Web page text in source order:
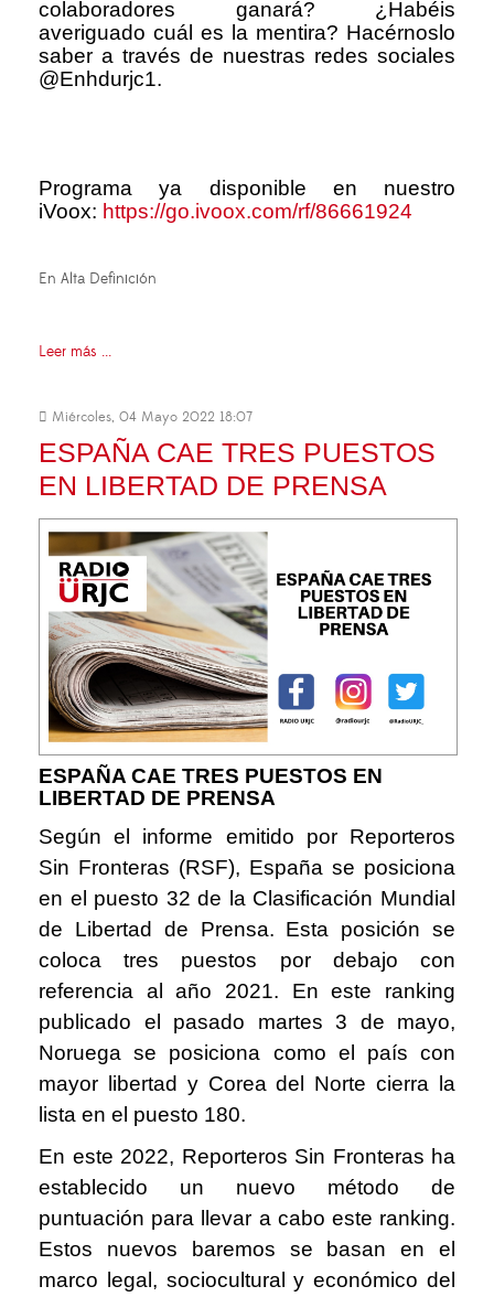
colaboradores ganará? ¿Habéis
averiguado cuál es la mentira? Hacérnoslo
saber a través de nuestras redes sociales
@Enhdurjc1.
Programa ya disponible en nuestro
iVoox: https://go.ivoox.com/rf/86661924
En Alta Definición
Leer más ...
Miércoles, 04 Mayo 2022 18:07
ESPAÑA CAE TRES PUESTOS
EN LIBERTAD DE PRENSA
ESPAÑA CAE TRES PUESTOS EN
LIBERTAD DE PRENSA
Según el informe emitido por Reporteros
Sin Fronteras (RSF), España se posiciona
en el puesto 32 de la Clasificación Mundial
de Libertad de Prensa. Esta posición se
coloca tres puestos por debajo con
referencia al año 2021. En este ranking
publicado el pasado martes 3 de mayo,
Noruega se posiciona como el país con
mayor libertad y Corea del Norte cierra la
lista en el puesto 180.
En este 2022, Reporteros Sin Fronteras ha
establecido un nuevo método de
puntuación para llevar a cabo este ranking.
Estos nuevos baremos se basan en el
marco legal, sociocultural y económico del